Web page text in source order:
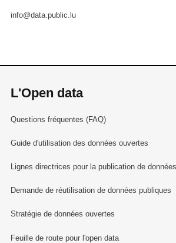
info@data.public.lu
L'Open data
Questions fréquentes (FAQ)
Guide d'utilisation des données ouvertes
Lignes directrices pour la publication de
Demande de réutilisation de données publiques
Stratégie de données ouvertes
Feuille de route pour l'open data